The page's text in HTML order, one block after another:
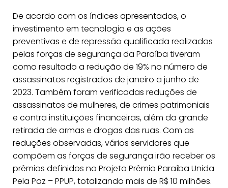
De acordo com os índices apresentados, o
investimento em tecnologia e as ações
preventivas e de repressão qualificada realizadas
pelas forças de segurança da Paraíba tiveram
como resultado a redução de 19% no número de
assassinatos registrados de janeiro a junho de
2023. Também foram verificadas reduções de
assassinatos de mulheres, de crimes patrimoniais
e contra instituições financeiras, além da grande
retirada de armas e drogas das ruas. Com as
reduções observadas, vários servidores que
compõem as forças de segurança irão receber os
prêmios definidos no Projeto Prêmio Paraíba Unida
Pela Paz – PPUP, totalizando mais de R$ 10 milhões.